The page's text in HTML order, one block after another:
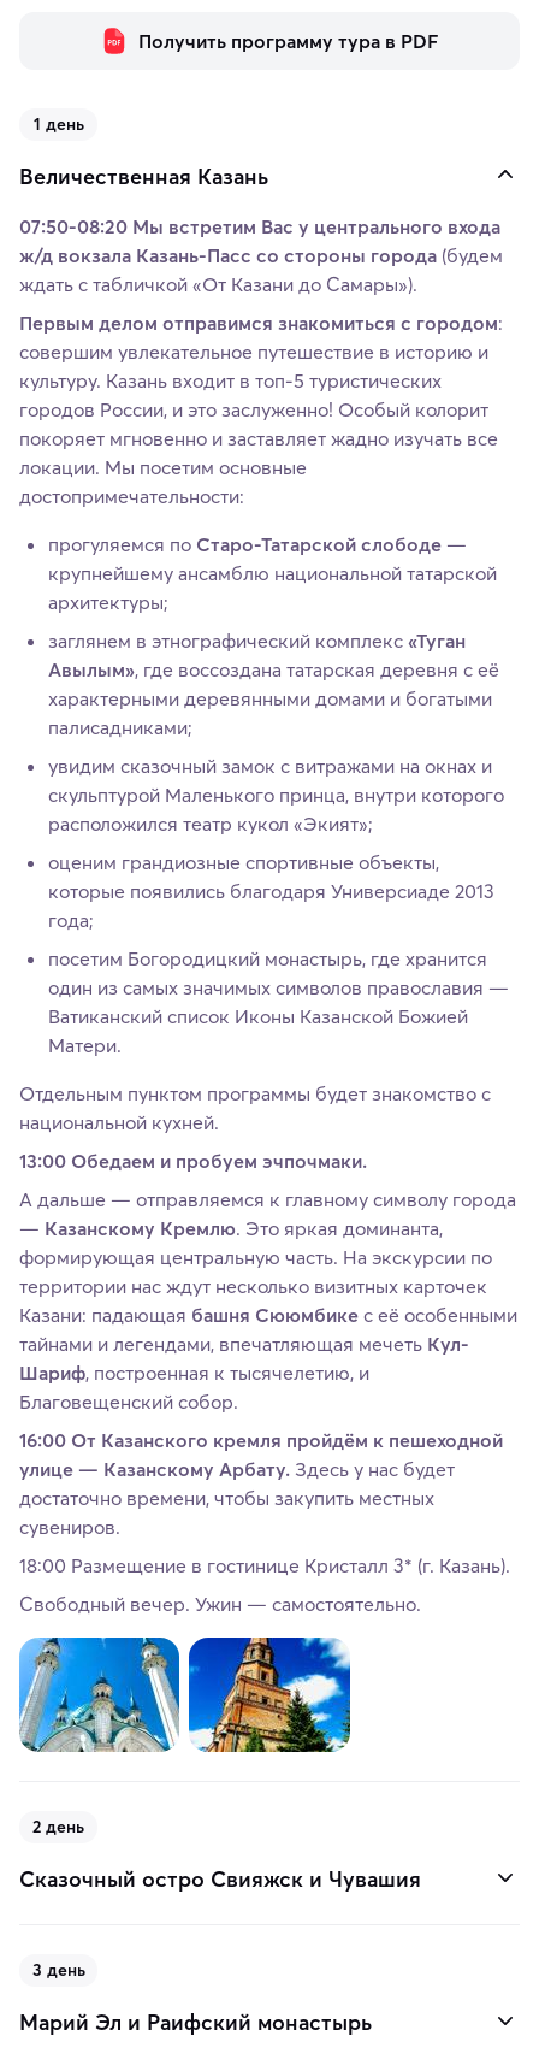
Получить программу тура в PDF
1 день
Величественная Казань
07:50-08:20 Мы встретим Вас у центрального входа
ж/д вокзала Казань-Пасс со стороны города (будем
ждать с табличкой «От Казани до Самары»).
Первым делом отправимся знакомиться с городом:
совершим увлекательное путешествие в историю и
культуру. Казань входит в топ-5 туристических
городов России, и это заслуженно! Особый колорит
покоряет мгновенно и заставляет жадно изучать все
локации. Мы посетим основные
достопримечательности:
прогуляемся по Старо-Татарской слободе —
крупнейшему ансамблю национальной татарской
архитектуры;
заглянем в этнографический комплекс «Туган
Авылым», где воссоздана татарская деревня с её
характерными деревянными домами и богатыми
палисадниками;
увидим сказочный замок с витражами на окнах и
скульптурой Маленького принца, внутри которого
расположился театр кукол «Экият»;
оценим грандиозные спортивные объекты,
которые появились благодаря Универсиаде 2013
года;
посетим Богородицкий монастырь, где хранится
один из самых значимых символов православия —
Ватиканский список Иконы Казанской Божией
Матери.
Отдельным пунктом программы будет знакомство с
национальной кухней.
13:00 Обедаем и пробуем эчпочмаки.
А дальше — отправляемся к главному символу города
— Казанскому Кремлю. Это яркая доминанта,
формирующая центральную часть. На экскурсии по
территории нас ждут несколько визитных карточек
Казани: падающая башня Сююмбике с её особенными
тайнами и легендами, впечатляющая мечеть Кул-
Шариф, построенная к тысячелетию, и
Благовещенский собор.
16:00 От Казанского кремля пройдём к пешеходной
улице — Казанскому Арбату. Здесь у нас будет
достаточно времени, чтобы закупить местных
сувениров.
18:00 Размещение в гостинице Кристалл 3* (г. Казань).
Свободный вечер. Ужин — самостоятельно.
2 день
Сказочный остро Свияжск и Чувашия
3 день
Марий Эл и Раифский монастырь